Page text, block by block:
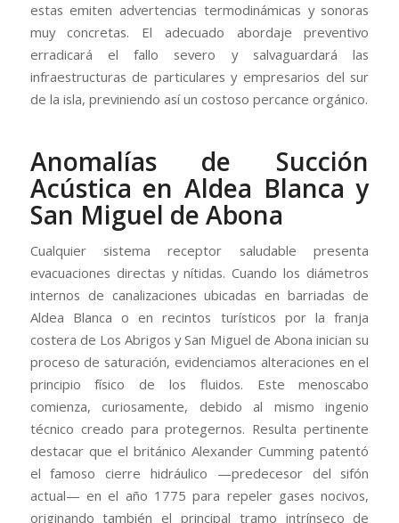
estas emiten advertencias termodinámicas y sonoras
muy concretas. El adecuado abordaje preventivo
erradicará el fallo severo y salvaguardará las
infraestructuras de particulares y empresarios del sur
de la isla, previniendo así un costoso percance orgánico.
Anomalías de Succión
Acústica en Aldea Blanca y
San Miguel de Abona
Cualquier sistema receptor saludable presenta
evacuaciones directas y nítidas. Cuando los diámetros
internos de canalizaciones ubicadas en barriadas de
Aldea Blanca o en recintos turísticos por la franja
costera de Los Abrigos y San Miguel de Abona inician su
proceso de saturación, evidenciamos alteraciones en el
principio físico de los fluidos. Este menoscabo
comienza, curiosamente, debido al mismo ingenio
técnico creado para protegernos. Resulta pertinente
destacar que el británico Alexander Cumming patentó
el famoso cierre hidráulico —predecesor del sifón
actual— en el año 1775 para repeler gases nocivos,
originando también el principal tramo intrínseco de